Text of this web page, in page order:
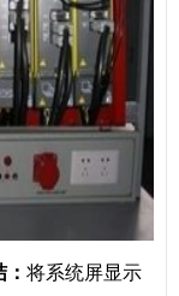
将系统屏显示